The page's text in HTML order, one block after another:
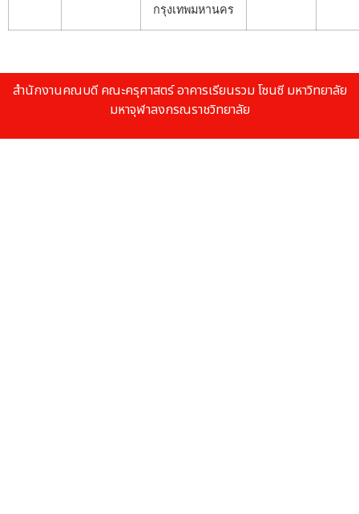
กรุงเทพมหานคร
สำนักงานคณบดี คณะครุศาสตร์ อาคารเรียนรวม โซนซี มหาวิทยาลัย
มหาจุฬาลงกรณราชวิทยาลัย